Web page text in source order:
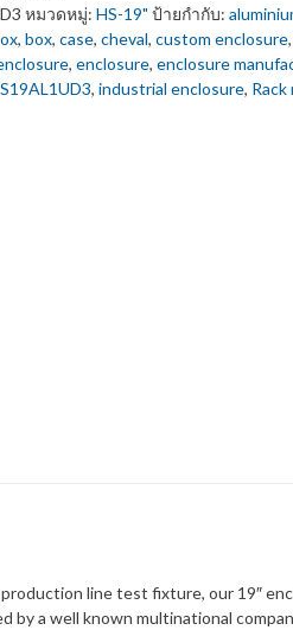
หมวดหมู่: HS-19" ป้ายกำกับ:
, box, case, cheval, custom enclosure,
, enclosure, enclosure
, industrial enclosure, Rack
line test fixture, our 19″
by a well known multinational